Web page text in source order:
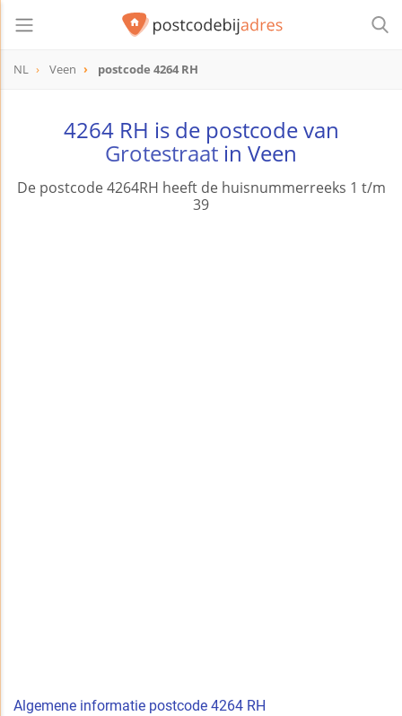
NL Veen postcode 4264 RH
4264 RH is de postcode van
Grotestraat in Veen
De postcode 4264RH heeft de huisnummerreeks 1 t/m
39
Algemene informatie postcode 4264 RH